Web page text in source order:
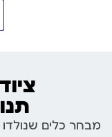
מבחר כלים שנולדו